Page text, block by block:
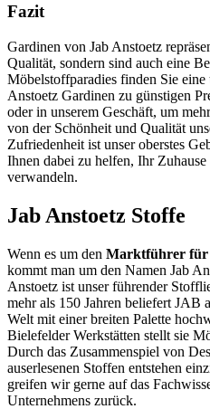
Fazit
Gardinen von Jab Anstoetz
Qualität, sondern sind auch eine
Möbelstoffparadies finden Sie
Anstoetz Gardinen zu günstigen
oder in unserem Geschäft, um
von der Schönheit und Qualität
Zufriedenheit ist unser oberstes
Ihnen dabei zu helfen, Ihr
verwandeln.
Jab Anstoetz Stoffe
Wenn es um den Marktführer für
kommt man um den Namen Jab
Anstoetz ist unser führender
mehr als 150 Jahren beliefert JAB
Welt mit einer breiten Palette
Bielefelder Werkstätten stellt sie
Durch das Zusammenspiel von
auserlesenen Stoffen entstehen
greifen wir gerne auf das
Unternehmens zurück.